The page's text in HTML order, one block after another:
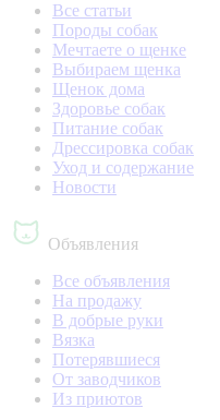
Все статьи
Породы собак
Мечтаете о щенке
Выбираем щенка
Щенок дома
Здоровье собак
Питание собак
Дрессировка собак
Уход и содержание
Новости
Объявления
Все объявления
На продажу
В добрые руки
Вязка
Потерявшиеся
От заводчиков
Из приютов